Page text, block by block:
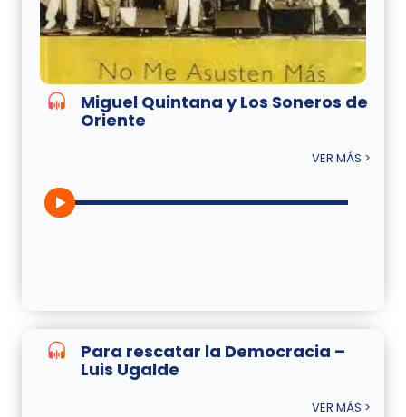
Miguel Quintana y Los Soneros de
Oriente
VER MÁS >
Para rescatar la Democracia –
Luis Ugalde
VER MÁS >